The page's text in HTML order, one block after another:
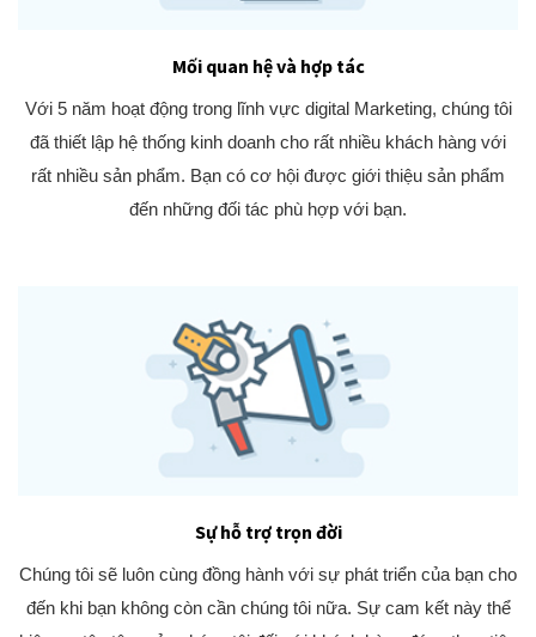
Mối quan hệ và hợp tác
Với 5 năm hoạt động trong lĩnh vực digital Marketing, chúng tôi
đã thiết lập hệ thống kinh doanh cho rất nhiều khách hàng với
rất nhiều sản phẩm. Bạn có cơ hội được giới thiệu sản phẩm
đến những đối tác phù hợp với bạn.
Sự hỗ trợ trọn đời
Chúng tôi sẽ luôn cùng đồng hành với sự phát triển của bạn cho
đến khi bạn không còn cần chúng tôi nữa. Sự cam kết này thể